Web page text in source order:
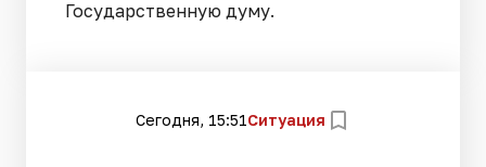
Государственную думу.
Сегодня, 15:51Ситуация